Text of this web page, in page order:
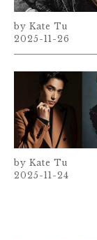
Kate Tu
2025-11-26
Kate Tu
2025-11-24